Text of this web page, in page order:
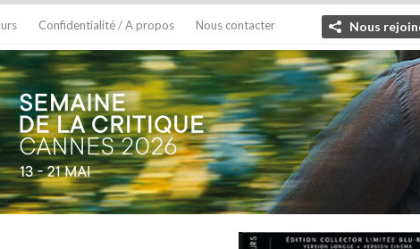
Confidentialité / A propos Nous contacter Nous